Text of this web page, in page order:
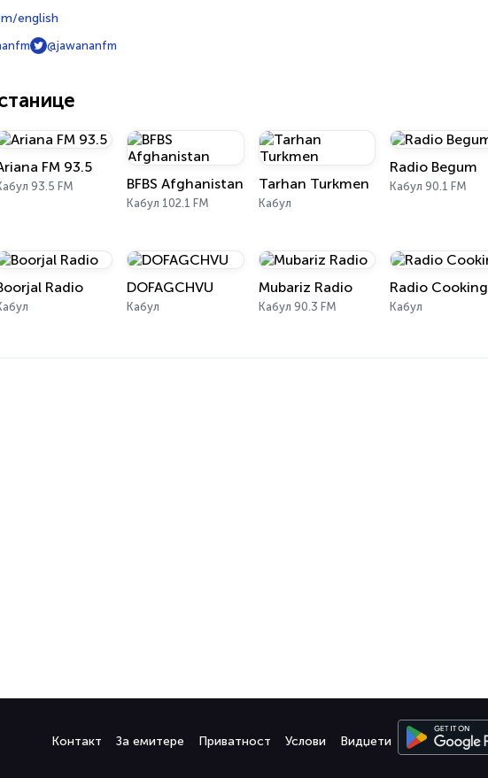
english
@jawananfm
FM 93.5
93.5 FM BFBS Afghanistan
Кабул 102.1 FM
Tarhan Turkmen
Кабул
Radio Begum
Кабул 90.1 FM
Radio DOFAGCHVU
Кабул
Mubariz Radio
Кабул 90.3 FM
Radio Cooking
Кабул
Контакт За емитере Приватност Услови Видџети